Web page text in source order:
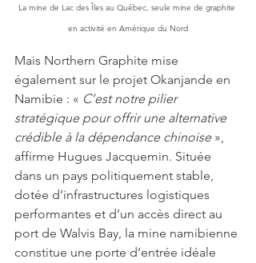
La mine de Lac des Îles au Québec, seule mine de graphite
en activité en Amérique du Nord
Mais Northern Graphite mise
également sur le projet Okanjande en
Namibie : « C’est notre pilier
stratégique pour offrir une alternative
crédible à la dépendance chinoise »,
affirme Hugues Jacquemin. Située
dans un pays politiquement stable,
dotée d’infrastructures logistiques
performantes et d’un accès direct au
port de Walvis Bay, la mine namibienne
constitue une porte d’entrée idéale